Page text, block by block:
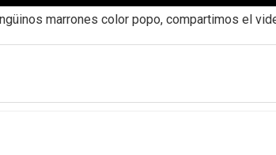
marrones color popo, compartimos el